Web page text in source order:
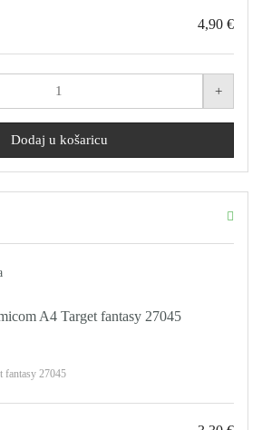
4,90 €
A4 Target fantasy 27045
fantasy 27045